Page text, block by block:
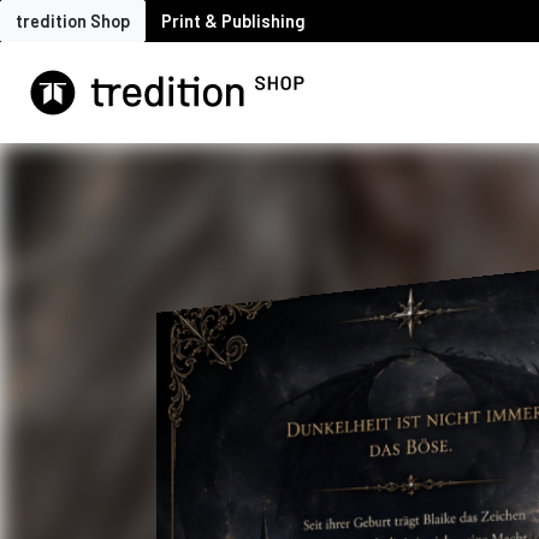
tredition Shop Print & Publishing